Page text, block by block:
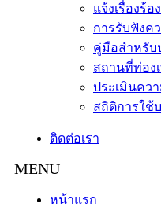
แจ้งเรื่องร้
การรับฟังค
คู่มือสำหรับ
สถานที่ท่อง
ประเมินคว
สถิติการใช้
ติดต่อเรา
หน้าแรก